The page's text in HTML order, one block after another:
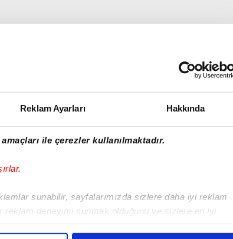
Reklam Ayarları Hakkında
ile çerezler kullanılmaktadır.
sunabilir, sayfalarımızda sizlere daha iyi reklam
reklam deneyimi sunmak olduğunu ve sizlere en iyi